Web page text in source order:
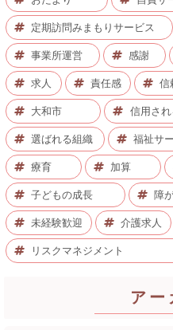
定期訪問みまもりサービス
事業所運営 感謝
求人 責任感 信
大和市 信用さ
選ばれる組織 福祉サ
療育 加算
子どもの成長 障
未経験歓迎 介護求人
リスクマネジメント
アー